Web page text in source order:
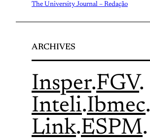
The University Journal – Redação
ARCHIVES
Insper.FGV.
Inteli.Ibmec.
Link.ESPM.